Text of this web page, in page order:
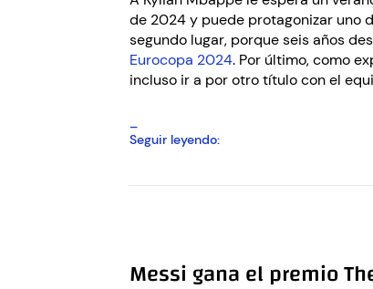
de 2024 y puede protagonizar uno
segundo lugar, porque seis años
Eurocopa 2024. Por último, como
incluso ir a por otro título con el
Seguir leyendo:¿Jugará
Eurocopa?
Messi gana el premio